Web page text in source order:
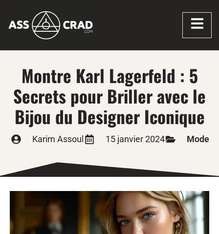
Montre Karl Lagerfeld : 5
Secrets pour Briller avec le
Bijou du Designer Iconique
Karim Assoul 15 janvier 2024 Mode